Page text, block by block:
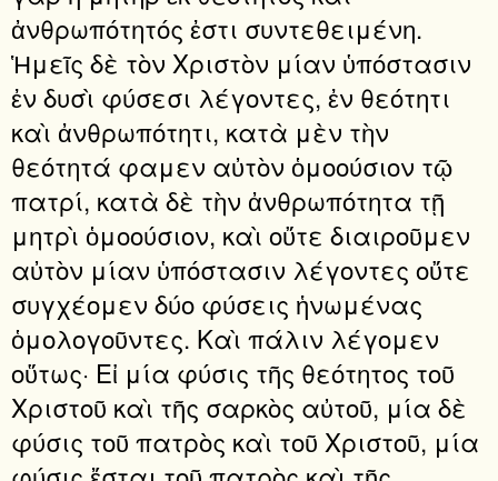
ἀνθρωπότητός ἐστι συντεθειμένη.
Ἡμεῖς δὲ τὸν Χριστὸν μίαν ὑπόστασιν
ἐν δυσὶ φύσεσι λέγοντες, ἐν θεότητι
καὶ ἀνθρωπότητι, κατὰ μὲν τὴν
θεότητά φαμεν αὐτὸν ὁμοούσιον τῷ
πατρί, κατὰ δὲ τὴν ἀνθρωπότητα τῇ
μητρὶ ὁμοούσιον, καὶ οὔτε διαιροῦμεν
αὐτὸν μίαν ὑπόστασιν λέγοντες οὔτε
συγχέομεν δύο φύσεις ἡνωμένας
ὁμολογοῦντες. Καὶ πάλιν λέγομεν
οὕτως· Εἰ μία φύσις τῆς θεότητος τοῦ
Χριστοῦ καὶ τῆς σαρκὸς αὐτοῦ, μία δὲ
φύσις τοῦ πατρὸς καὶ τοῦ Χριστοῦ, μία